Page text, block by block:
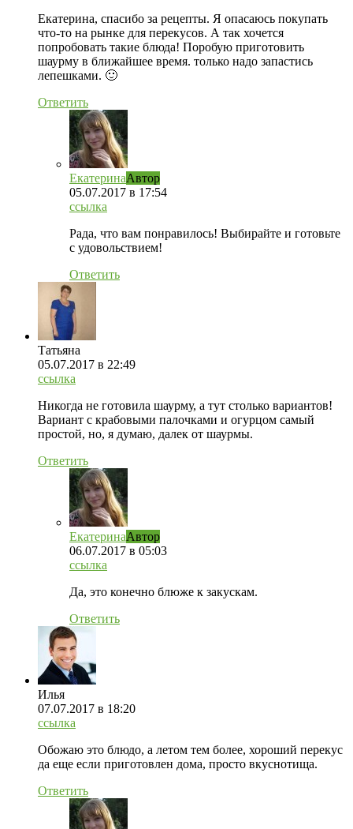
Екатерина, спасибо за рецепты. Я опасаюсь покупать
что-то на рынке для перекусов. А так хочется
попробовать такие блюда! Поробую приготовить
шаурму в ближайшее время. только надо запастись
лепешками. 🙂
Ответить
ЕкатеринаАвтор
05.07.2017 в 17:54
ссылка
Рада, что вам понравилось! Выбирайте и готовьте
с удовольствием!
Ответить
Татьяна
05.07.2017 в 22:49
ссылка
Никогда не готовила шаурму, а тут столько вариантов!
Вариант с крабовыми палочками и огурцом самый
простой, но, я думаю, далек от шаурмы.
Ответить
ЕкатеринаАвтор
06.07.2017 в 05:03
ссылка
Да, это конечно блюже к закускам.
Ответить
Илья
07.07.2017 в 18:20
ссылка
Обожаю это блюдо, а летом тем более, хороший перекус
да еще если приготовлен дома, просто вкуснотища.
Ответить